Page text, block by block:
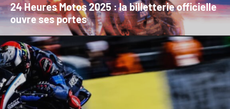
24 Heures Motos 2025 : la billetterie officielle
ouvre ses portes